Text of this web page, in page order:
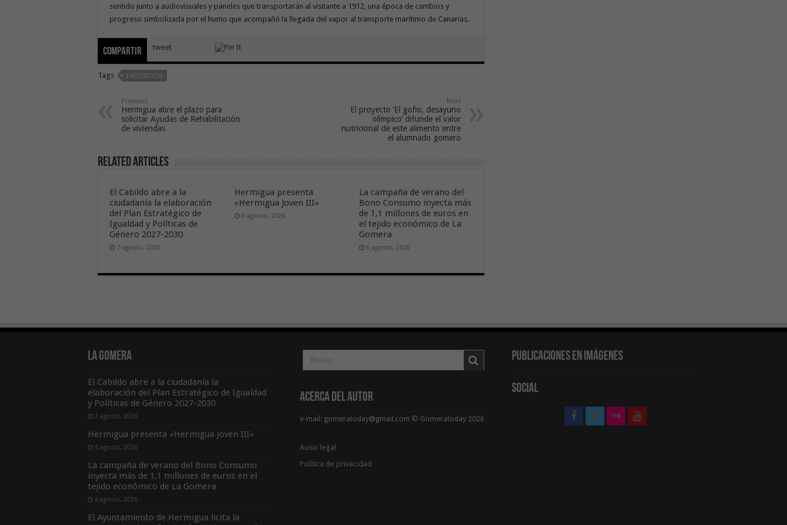
sentido junto a audiovisuales y paneles que transportarán al visitante a 1912, una época de cambios y
progreso simbolizada por el humo que acompañó la llegada del vapor al transporte marítimo de Canarias.
Compartir tweet
Tags EXPOSICIÓN
Previous
Hermigua abre el plazo para
solicitar Ayudas de Rehabilitación
de viviendas
Next
El proyecto ‘El gofio, desayuno
olímpico’ difunde el valor
nutricional de este alimento entre
el alumnado gomero
Related Articles
El Cabildo abre a la
ciudadanía la elaboración
del Plan Estratégico de
Igualdad y Políticas de
Género 2027-2030
7 agosto, 2026
Hermigua presenta
«Hermigua Joven III»
6 agosto, 2026
La campaña de verano del
Bono Consumo inyecta más
de 1,1 millones de euros en
el tejido económico de La
Gomera
6 agosto, 2026
La Gomera
El Cabildo abre a la ciudadanía la
elaboración del Plan Estratégico de Igualdad
y Políticas de Género 2027-2030
7 agosto, 2026
Hermigua presenta «Hermigua Joven III»
6 agosto, 2026
La campaña de verano del Bono Consumo
inyecta más de 1,1 millones de euros en el
tejido económico de La Gomera
6 agosto, 2026
El Ayuntamiento de Hermigua licita la
Acerca del Autor
e-mail: gomeratoday@gmail.com © Gomeratoday 2026
Aviso legal
Política de privacidad
Publicaciones en Imágenes
Social